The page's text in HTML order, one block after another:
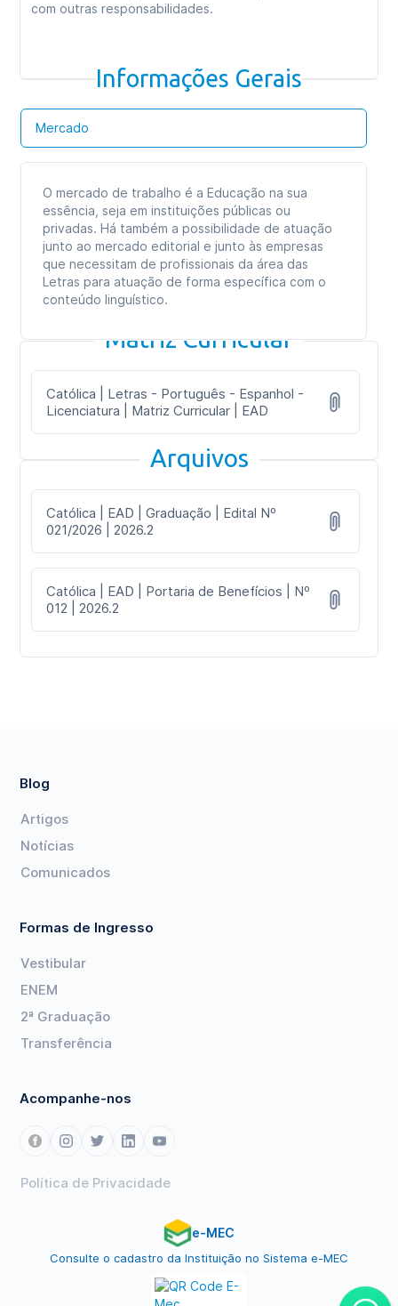
com outras responsabilidades.
Informações Gerais
Mercado
O mercado de trabalho é a Educação na sua
essência, seja em instituições públicas ou
privadas. Há também a possibilidade de atuação
junto ao mercado editorial e junto às empresas
que necessitam de profissionais da área das
Letras para atuação de forma específica com o
conteúdo linguístico.
Matriz Curricular
Católica | Letras - Português - Espanhol -
Licenciatura | Matriz Curricular | EAD
Arquivos
Católica | EAD | Graduação | Edital Nº
021/2026 | 2026.2
Católica | EAD | Portaria de Benefícios | Nº
012 | 2026.2
Blog
Artigos
Notícias
Comunicados
Formas de Ingresso
Vestibular
ENEM
2ª Graduação
Transferência
Acompanhe-nos
Política de Privacidade
e-MEC
Consulte o cadastro da Instituição no Sistema e-MEC